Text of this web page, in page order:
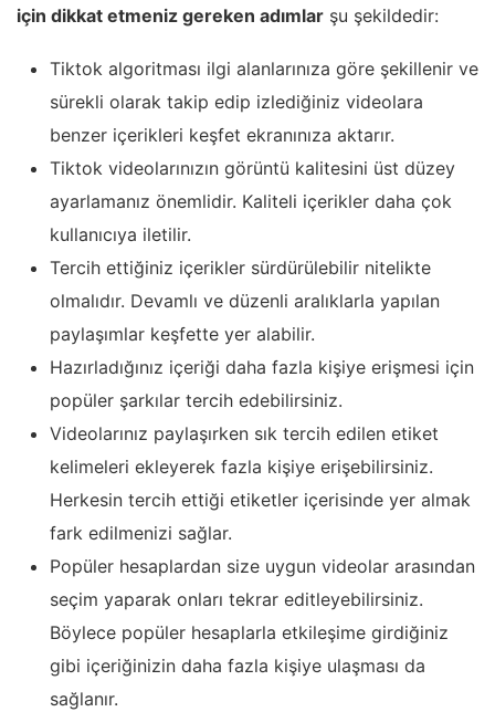
için dikkat etmeniz gereken adımlar şu şekildedir:
Tiktok algoritması ilgi alanlarınıza göre şekillenir ve
sürekli olarak takip edip izlediğiniz videolara
benzer içerikleri keşfet ekranınıza aktarır.
Tiktok videolarınızın görüntü kalitesini üst düzey
ayarlamanız önemlidir. Kaliteli içerikler daha çok
kullanıcıya iletilir.
Tercih ettiğiniz içerikler sürdürülebilir nitelikte
olmalıdır. Devamlı ve düzenli aralıklarla yapılan
paylaşımlar keşfette yer alabilir.
Hazırladığınız içeriği daha fazla kişiye erişmesi için
popüler şarkılar tercih edebilirsiniz.
Videolarınız paylaşırken sık tercih edilen etiket
kelimeleri ekleyerek fazla kişiye erişebilirsiniz.
Herkesin tercih ettiği etiketler içerisinde yer almak
fark edilmenizi sağlar.
Popüler hesaplardan size uygun videolar arasından
seçim yaparak onları tekrar editleyebilirsiniz.
Böylece popüler hesaplarla etkileşime girdiğiniz
gibi içeriğinizin daha fazla kişiye ulaşması da
sağlanır.